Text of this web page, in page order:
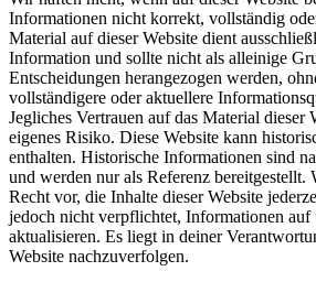
Informationen nicht korrekt, vollständig
Material auf dieser Website dient
Information und sollte nicht als alleinige
Entscheidungen herangezogen werden,
vollständigere oder aktuellere
Jegliches Vertrauen auf das Material dieser
eigenes Risiko. Diese Website kann
enthalten. Historische Informationen sind
und werden nur als Referenz bereitgestellt.
Recht vor, die Inhalte dieser Website
jedoch nicht verpflichtet, Informationen auf
aktualisieren. Es liegt in deiner
Website nachzuverfolgen.